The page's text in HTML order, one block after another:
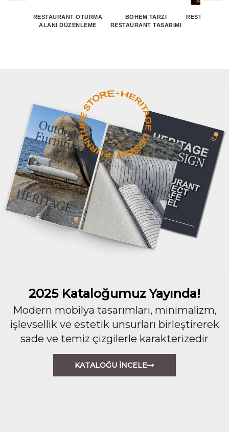
RESTAURANT OTURMA
ALANI DÜZENLEME
BOHEM TARZI
RESTAURANT TASARIMI
2025 Kataloğumuz Yayında!
Modern mobilya tasarımları, minimalizm,
işlevsellik ve estetik unsurları birleştirerek
sade ve temiz çizgilerle karakterizedir
KATALOĞU İNCELE